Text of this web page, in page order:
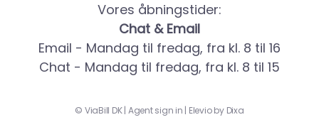
Vores åbningstider:
Chat & Email
Email - Mandag til fredag, fra kl. 8 til 16
Chat - Mandag til fredag, fra kl. 8 til 15
© ViaBill DK| Agent sign in | Elevio by Dixa